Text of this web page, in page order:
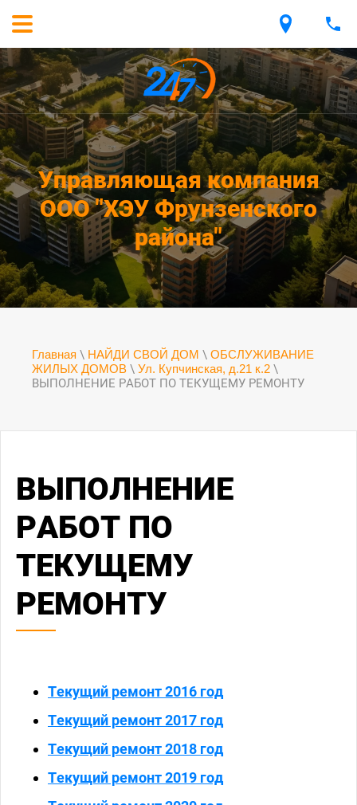
Управляющая компания
ООО "ХЭУ Фрунзенского
района"
Главная \ НАЙДИ СВОЙ ДОМ \ ОБСЛУЖИВАНИЕ
ЖИЛЫХ ДОМОВ \ Ул. Купчинская, д.21 к.2 \
ВЫПОЛНЕНИЕ РАБОТ ПО ТЕКУЩЕМУ РЕМОНТУ
ВЫПОЛНЕНИЕ
РАБОТ ПО
ТЕКУЩЕМУ
РЕМОНТУ
Текущий ремонт 2016 год
Текущий ремонт 2017 год
Текущий ремонт 2018 год
Текущий ремонт 2019 год